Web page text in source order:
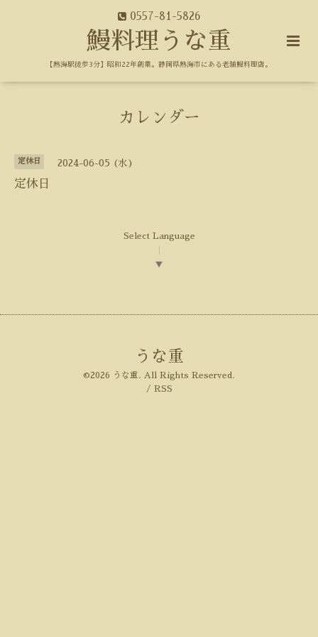
0557-81-5826
鰻料理うな重
【熱海駅徒歩3分】昭和22年創業。静岡県熱海市にある老舗鰻料理店。
カレンダー
定休日 2024-06-05 (水)
定休日
Select Language
▼
うな重
©2026 うな重. All Rights Reserved.
/ RSS